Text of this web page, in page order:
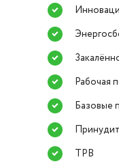
Рабочая
Базовые
ТРВ